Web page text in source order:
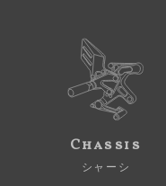
Chassis
シャーシ